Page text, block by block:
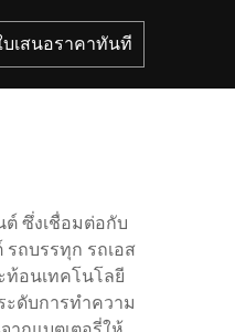
บเสนอราคาทันที
ซึ่งเชื่อมต่อกับ
ถบรรทุก รถเอส
ท้อนเทคโนโลยี
ะดับการทำความ